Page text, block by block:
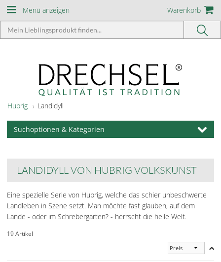
Menü anzeigen Warenkorb
Hubrig Landidyll
Suchoptionen & Kategorien
LANDIDYLL VON HUBRIG VOLKSKUNST
Eine spezielle Serie von Hubrig, welche das schier unbeschwerte
Landleben in Szene setzt. Man möchte fast glauben, auf dem
Lande - oder im Schrebergarten? - herrscht die heile Welt.
19 Artikel